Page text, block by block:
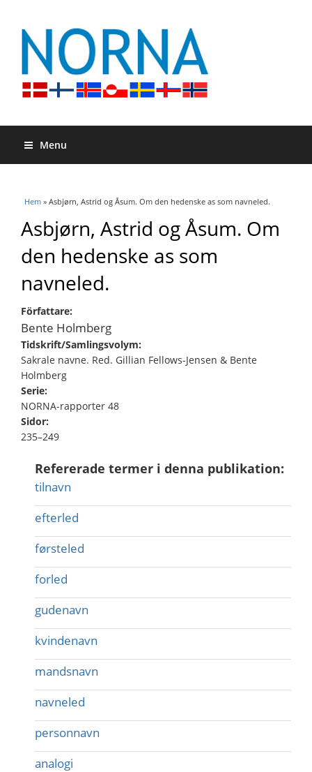
Menu
Du är här
Hem » Asbjørn, Astrid og Åsum. Om den hedenske as som navneled.
Asbjørn, Astrid og Åsum. Om
den hedenske as som
navneled.
Författare:
Bente Holmberg
Tidskrift/Samlingsvolym:
Sakrale navne. Red. Gillian Fellows-Jensen & Bente
Holmberg
Serie:
NORNA-rapporter 48
Sidor:
235–249
Refererade termer i denna publikation:
tilnavn
efterled
førsteled
forled
gudenavn
kvindenavn
mandsnavn
navneled
personnavn
analogi